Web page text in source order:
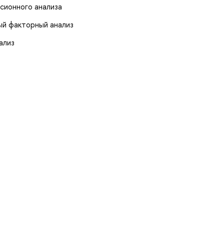
анализа
факторный анализ